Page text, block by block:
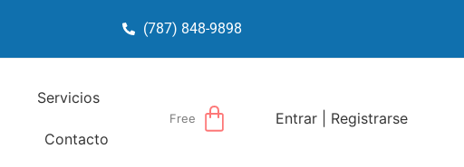
(787) 848-9898
Servicios
Contacto
Free Entrar | Registrarse